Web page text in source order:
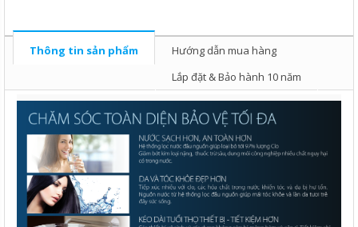
Thông tin sản phẩm
Hướng dẫn mua hàng
Lắp đặt & Bảo hành 10 năm